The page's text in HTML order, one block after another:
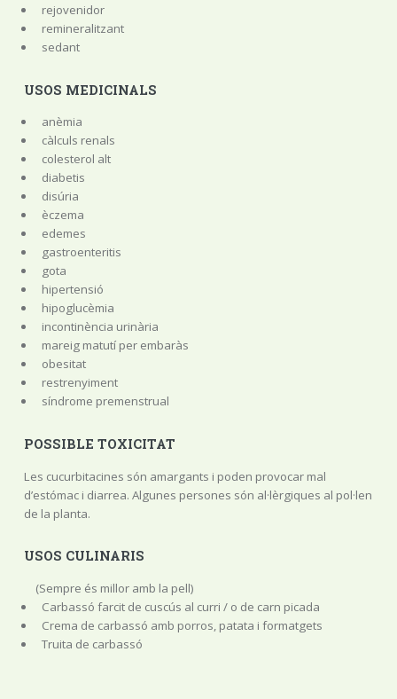
rejovenidor
remineralitzant
sedant
USOS MEDICINALS
anèmia
càlculs renals
colesterol alt
diabetis
disúria
èczema
edemes
gastroenteritis
gota
hipertensió
hipoglucèmia
incontinència urinària
mareig matutí per embaràs
obesitat
restrenyiment
síndrome premenstrual
POSSIBLE TOXICITAT
Les cucurbitacines són amargants i poden provocar mal
d’estómac i diarrea. Algunes persones són al·lèrgiques al pol·len
de la planta.
USOS CULINARIS
(Sempre és millor amb la pell)
Carbassó farcit de cuscús al curri / o de carn picada
Crema de carbassó amb porros, patata i formatgets
Truita de carbassó